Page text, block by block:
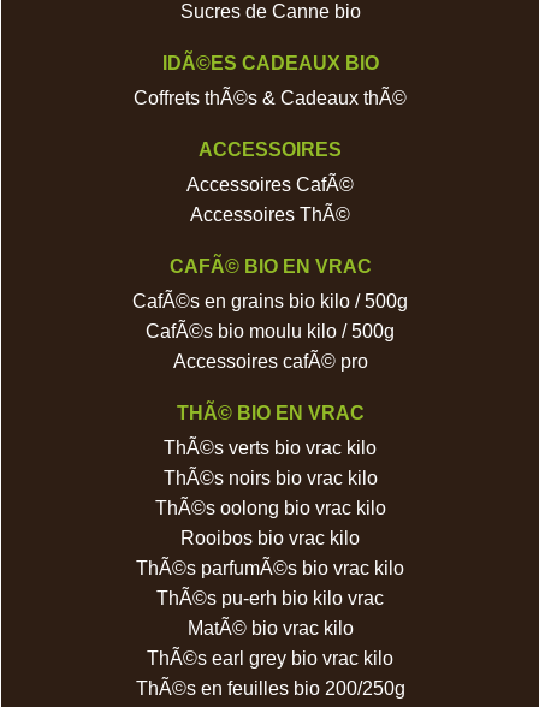
Sucres de Canne bio
IDÃ©ES CADEAUX BIO
Coffrets thÃ©s & Cadeaux thÃ©
ACCESSOIRES
Accessoires CafÃ©
Accessoires ThÃ©
CAFÃ© BIO EN VRAC
CafÃ©s en grains bio kilo / 500g
CafÃ©s bio moulu kilo / 500g
Accessoires cafÃ© pro
THÃ© BIO EN VRAC
ThÃ©s verts bio vrac kilo
ThÃ©s noirs bio vrac kilo
ThÃ©s oolong bio vrac kilo
Rooibos bio vrac kilo
ThÃ©s parfumÃ©s bio vrac kilo
ThÃ©s pu-erh bio kilo vrac
MatÃ© bio vrac kilo
ThÃ©s earl grey bio vrac kilo
ThÃ©s en feuilles bio 200/250g